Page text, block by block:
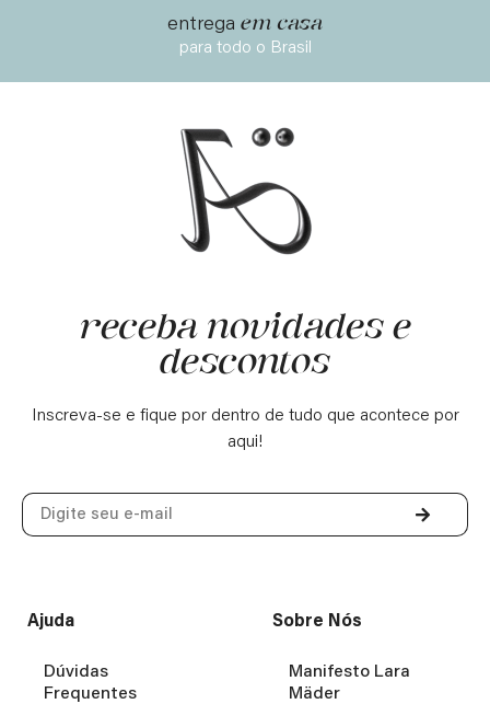
entrega em casa
para todo o Brasil
receba novidades e
descontos
Inscreva-se e fique por dentro de tudo que acontece por
aqui!
Ajuda
Dúvidas
Frequentes
Sobre Nós
Manifesto Lara
Mäder